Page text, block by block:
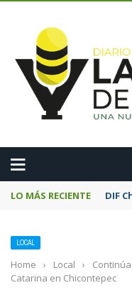
LO MÁS RECIENTE
LOCAL
Home › Local ›
Catarina en Chicontepec